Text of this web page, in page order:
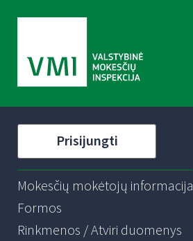
Prisijungti
Mokesčių mokėtojų informacija
Formos
Rinkmenos / Atviri duomenys